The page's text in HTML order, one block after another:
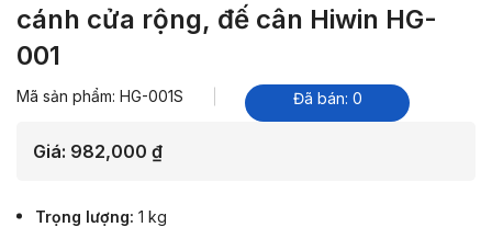
cánh cửa rộng, đế cân Hiwin HG-
001
Mã sản phẩm: HG-001S Đã bán: 0
Giá: 982,000 ₫
Trọng lượng 1 kg